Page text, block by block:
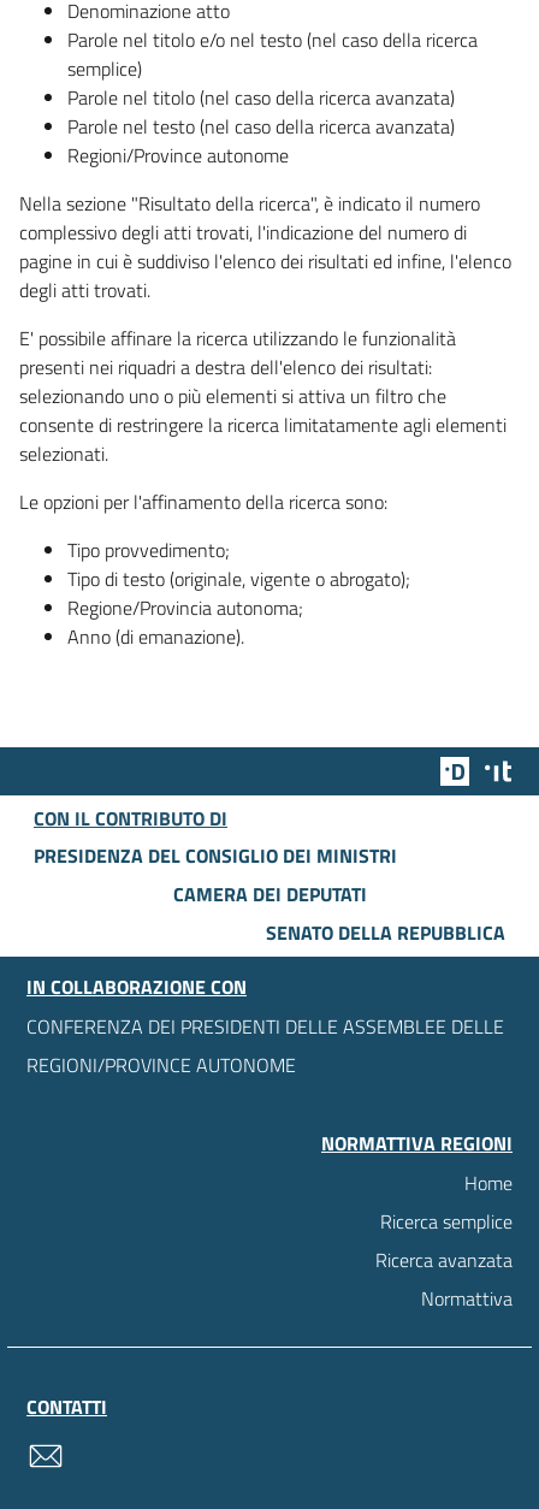
Denominazione atto
Parole nel titolo e/o nel testo (nel caso della ricerca
semplice)
Parole nel titolo (nel caso della ricerca avanzata)
Parole nel testo (nel caso della ricerca avanzata)
Regioni/Province autonome
Nella sezione "Risultato della ricerca", è indicato il numero
complessivo degli atti trovati, l'indicazione del numero di
pagine in cui è suddiviso l'elenco dei risultati ed infine, l'elenco
degli atti trovati.
E' possibile affinare la ricerca utilizzando le funzionalità
presenti nei riquadri a destra dell'elenco dei risultati:
selezionando uno o più elementi si attiva un filtro che
consente di restringere la ricerca limitatamente agli elementi
selezionati.
Le opzioni per l'affinamento della ricerca sono:
Tipo provvedimento;
Tipo di testo (originale, vigente o abrogato);
Regione/Provincia autonoma;
Anno (di emanazione).
Team
CON IL CONTRIBUTO DI
PRESIDENZA DEL CONSIGLIO DEI MINISTRI
CAMERA DEI DEPUTATI
SENATO DELLA REPUBBLICA
IN COLLABORAZIONE CON
CONFERENZA DEI PRESIDENTI DELLE ASSEMBLEE DELLE
REGIONI/PROVINCE AUTONOME
NORMATTIVA REGIONI
Home
Ricerca semplice
Ricerca avanzata
Normattiva
CONTATTI